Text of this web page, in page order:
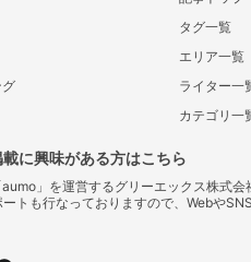
タグ一覧
エリア一覧
ライター一
カテゴリ一
に興味がある方はこちら
」を運営するグリーエックス株式
トも行なっておりますので、Webや